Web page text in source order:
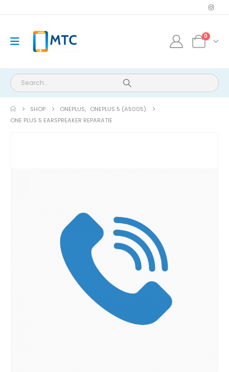
0
SHOP ONEPLUS, ONEPLUS 5 (A5005)
ONE PLUS 5 EARSPREAKER REPARATIE